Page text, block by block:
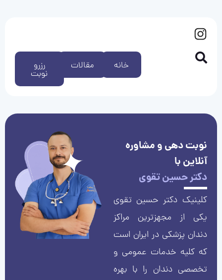
رزرو
نوبت
مقالات خانه
نوبت دهی و مشاوره
آنلاین با
دکتر حسین تقوی
کلینیک دکتر حسین تقوی
یکی از مجهزترین مراکز
دندان پزشکی در ایران است
که کلیه خدمات عمومی و
تخصصی دندان را با بهره